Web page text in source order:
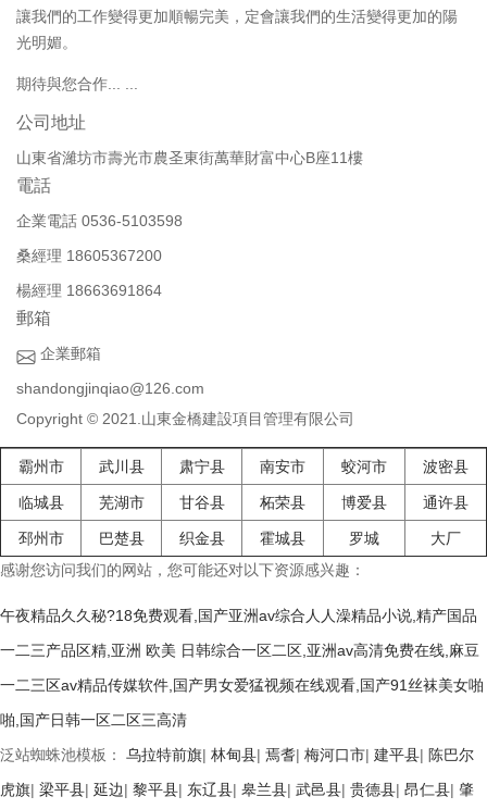
讓我們的工作變得更加順暢完美，定會讓我們的生活變得更加的陽
光明媚。
期待與您合作... ...
公司地址
山東省濰坊市壽光市農圣東街萬華財富中心B座11樓
電話
企業電話 0536-5103598
桑經理 18605367200
楊經理 18663691864
郵箱
企業郵箱
shandongjinqiao@126.com
Copyright © 2021.山東金橋建設項目管理有限公司
霸州市 武川县 肃宁县 南安市 蛟河市 波密县
临城县 芜湖市 甘谷县 柘荣县 博爱县 通许县
邳州市 巴楚县 织金县 霍城县 罗城
大厂
感谢您访问我们的网站，您可能还对以下资源感兴趣：
午夜精品久久秘?18免费观看,国产亚洲av综合人人澡精品小说,精产国品
一二三产品区精,亚洲 欧美 日韩综合一区二区,亚洲av高清免费在线,麻豆
一二三区av精品传媒软件,国产男女爱猛视频在线观看,国产91丝袜美女啪
啪,国产日韩一区二区三高清
泛站蜘蛛池模板： 乌拉特前旗| 林甸县| 焉耆| 梅河口市| 建平县| 陈巴尔
虎旗| 梁平县| 延边| 黎平县| 东辽县| 皋兰县| 武邑县| 贵德县| 昂仁县| 肇